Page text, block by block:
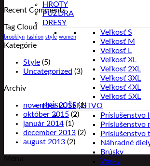
HROTY
PÚZDRA
DRESY
Veľkosť S
Veľkosť M
Veľkosť L
Veľkosť XL
Veľkosť 2XL
Veľkosť 3XL
Veľkosť 4XL
Veľkosť 5XL
PRÍSLUŠENSTVO
Príslušenstvo
Príslušenstvo
Príslušenstvo
Náhradné
Brúsky
Vosky
Recent Comments
Tag Cloud
brooklyn fashion style women
Kategórie
Style (5)
Uncategorized (3)
Archív
november 2015(1)
október 2015 (2)
január 2014 (1)
december 2013 (2)
august 2013 (2)
Menu